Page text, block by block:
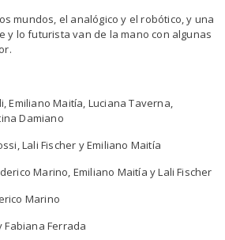
mundos, el analógico y el robótico, y una
y lo futurista van de la mano con algunas
Emiliano Maitía, Luciana Taverna,
Damiano
Lali Fischer y Emiliano Maitía
Marino, Emiliano Maitía y Lali Fischer
Marino
Fabiana Ferrada